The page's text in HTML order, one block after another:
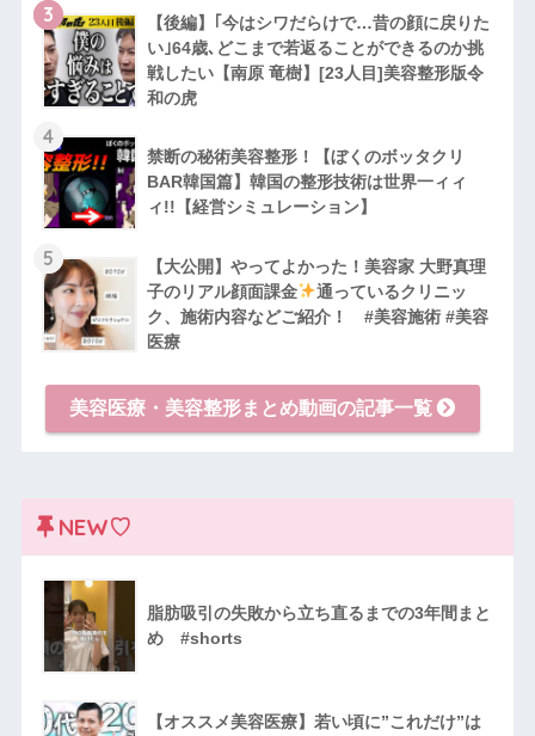
3
【後編】｢今はシワだらけで…昔の顔に戻りた
い｣64歳､どこまで若返ることができるのか挑
戦したい【南原 竜樹】[23人目]美容整形版令
和の虎
4
禁断の秘術美容整形！【ぼくのボッタクリ
BAR韓国篇】韓国の整形技術は世界一ィィ
ィ!!【経営シミュレーション】
5
【大公開】やってよかった！美容家 大野真理
子のリアル顔面課金
通っているクリニッ
ク、施術内容などご紹介！ #美容施術 #美容
医療
美容医療・美容整形まとめ動画の記事一覧
NEW♡
脂肪吸引の失敗から立ち直るまでの3年間まと
め #shorts
【オススメ美容医療】若い頃に”これだけ”は